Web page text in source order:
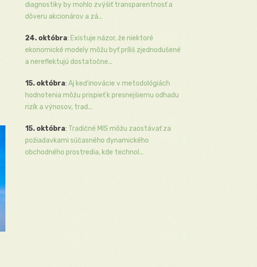
diagnostiky by mohlo zvýšiť transparentnosť a
dôveru akcionárov a zá...
24. októbra: Existuje názor, že niektoré
ekonomické modely môžu byť príliš zjednodušené
a nereflektujú dostatočne...
15. októbra: Aj keď inovácie v metodológiách
hodnotenia môžu prispieť k presnejšiemu odhadu
rizík a výnosov, trad...
15. októbra: Tradičné MIS môžu zaostávať za
požiadavkami súčasného dynamického
obchodného prostredia, kde technol...